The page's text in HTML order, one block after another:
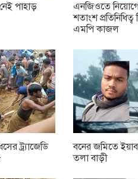
পাহাড়
এনজিওতে নিয়োগে
শতাংশ
এমপি কাজল
ট্র্যাজেডি
বনের জমিতে
তলা বাড়ী